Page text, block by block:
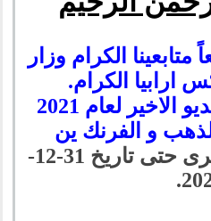
الكرام وزار
ارابيا الكرام.
الى حضراتكم الفيديو الاخير لعام 2021
و الفرنك ين
و بعض الازواج الأخرى حتى تاريخ 31-12-